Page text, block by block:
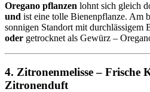
Oregano pflanzen lohnt sich gleich
und ist eine tolle Bienenpflanze. Am
sonnigen Standort mit durchlässigem
oder getrocknet als Gewürz –
4. Zitronenmelisse – Frische
Zitronenduft